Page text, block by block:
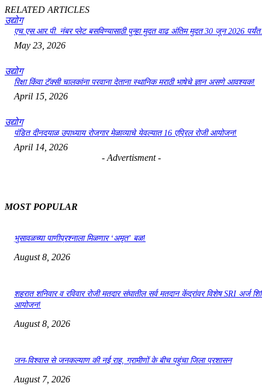
RELATED ARTICLES
उद्योग
एच.एस.आर.पी. नंबर प्लेट बसविण्यासाठी पुन्हा मुदत वाढ अंतिम मुदत 30 जून 2026
May 23, 2026
उद्योग
रिक्षा किंवा टॅक्सी चालकांना परवाना देताना स्थानिक मराठी भाषेचे ज्ञान असणे आवश्यक!
April 15, 2026
उद्योग
पंडित दीनदयाळ उपाध्याय रोजगार मेळाव्याचे येवल्यात 16 एप्रिल रोजी आयोजन!
April 14, 2026
- Advertisment -
MOST POPULAR
भुसावळच्या पाणीप्रश्नाला मिळणार ‘अमृत’ बळ!
August 8, 2026
शहरात शनिवार व रविवार रोजी मतदार संघातील सर्व मतदान केंद्रांवर विशेष SRI अर्ज
आयोजन!
August 8, 2026
जन-विश्वास से जनकल्याण की नई राह, ग्रामीणों के बीच पहुंचा जिला प्रशासन
August 7, 2026